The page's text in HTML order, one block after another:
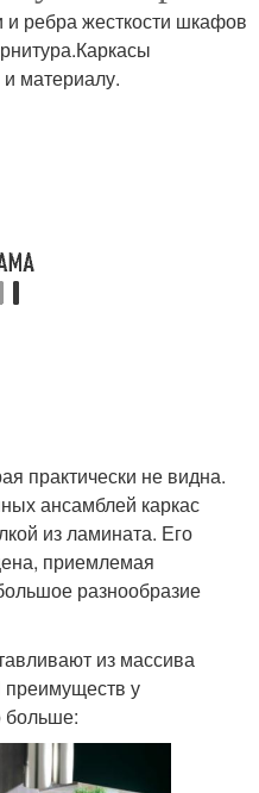
и ребра жесткости шкафов
материалу.
практически не видна.
ансамблей каркас
из ламината. Его
приемлемая
разнообразие
из массива
у
больше: